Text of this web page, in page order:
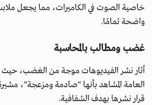
خاصية الصوت في الكاميرات، مما يجعل
واضحة تمامًا.
غضب ومطالب بالمحاسبة
أثار نشر الفيديوهات موجة من الغضب، حيث
العامة المشاهد بأنها "صادمة ومزعجة"،
قرار نشرها بهدف الشفافية.